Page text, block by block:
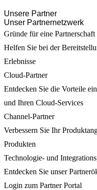
Unsere Partner
Unser Partnernetzwerk
Gründe für eine
Helfen Sie bei der
Erlebnisse
Cloud-Partner
Entdecken Sie die Vorteile
und Ihren Cloud-Services
Channel-Partner
Verbessern Sie Ihr
Produkten
Technologie- und
Entdecken Sie unser
Login zum Partner Portal